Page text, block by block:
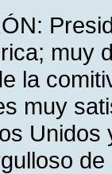
muy
la
muy